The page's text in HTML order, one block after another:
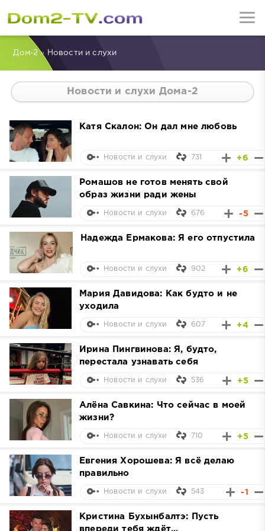
Дом-2» Новости и слухи
Новости и слухи Дома-2
Катя Скалон: Он дал мне любовь
+6
Новости и слухи 731
Ромашов не готов менять свой
образ жизни ради жены
-5
Новости и слухи 676
Надежда Ермакова: Я его отпустила
+6
Новости и слухи 902
Мария Давидова: Как будто и не
уходила
+4
Новости и слухи 607
Ирина Пингвинова: Я, будто,
перестала узнавать себя
+5
Новости и слухи 536
Алёна Савкина: Что сейчас в моей
жизни?
+5
Новости и слухи 710
Евгения Хорошева: Я всё делаю
правильно
-1
Новости и слухи 543
Кристина Бухынбалтэ: Пусть
впереди тебя ждёт...